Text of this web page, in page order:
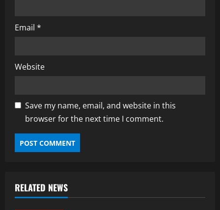
Email *
Website
Save my name, email, and website in this
browser for the next time I comment.
RELATED NEWS